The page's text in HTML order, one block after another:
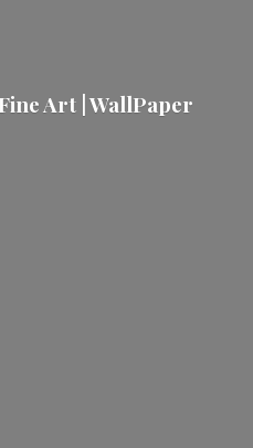
Art | WallPaper